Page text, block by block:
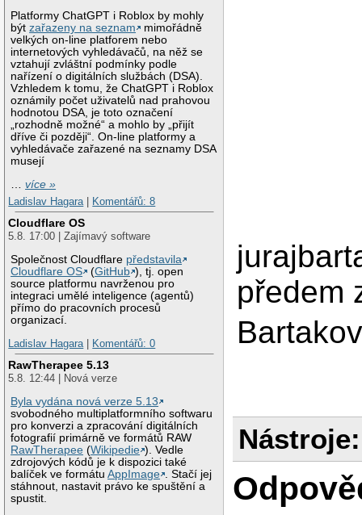
Platformy ChatGPT i Roblox by mohly
býtzařazeny na seznam
mimořádně
velkých on-line platforem nebo
internetových vyhledávačů, na něž se
vztahují zvláštní podmínky podle
nařízení o digitálních službách (DSA).
Vzhledem k tomu, že ChatGPT i Roblox
oznámily počet uživatelů nad prahovou
hodnotou DSA, je toto označení
„rozhodně možné“ a mohlo by „přijít
dříve či později“. On-line platformy a
vyhledávače zařazené na seznamy DSA
musejí
…více »
Ladislav Hagara| Komentářů: 8
Cloudflare OS
5.8. 17:00 | Zajímavý software
Společnost Cloudflare představila
Cloudflare OS
(GitHub ), tj. open
source platformu navrženou pro
integraci umělé inteligence (agentů)
přímo do pracovních procesů
organizací.
Ladislav Hagara| Komentářů: 0
RawTherapee 5.13
5.8. 12:44 | Nová verze
Byla vydána nová verze 5.13
svobodného multiplatformního softwaru
pro konverzi a zpracování digitálních
fotografií primárně ve formátů RAW
RawTherapee (Wikipedie ). Vedle
zdrojových kódů je k dispozici také
balíček ve formátuAppImage
. Stačí jej
stáhnout, nastavit právo ke spuštění a
spustit.
předem
Nástroje: